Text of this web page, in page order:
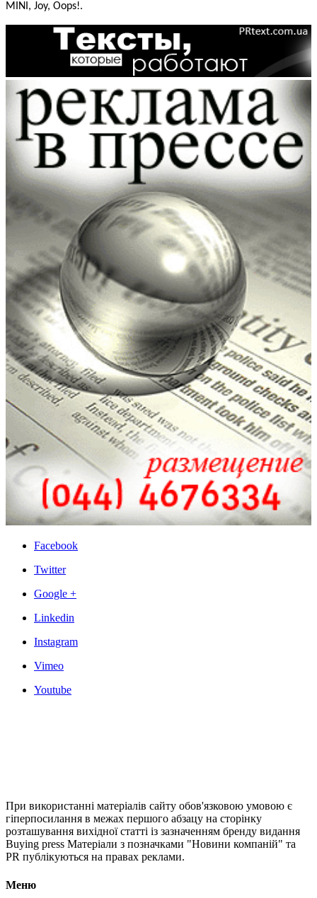
MINI, Joy, Oops!.
Facebook
Twitter
Google +
Linkedin
Instagram
Vimeo
Youtube
При використанні матеріалів сайту обов'язковою умовою є
гіперпосилання в межах першого абзацу на сторінку
розташування вихідної статті із зазначенням бренду видання
Buying press Матеріали з позначками "Новини компаній" та
PR публікуються на правах реклами.
Меню